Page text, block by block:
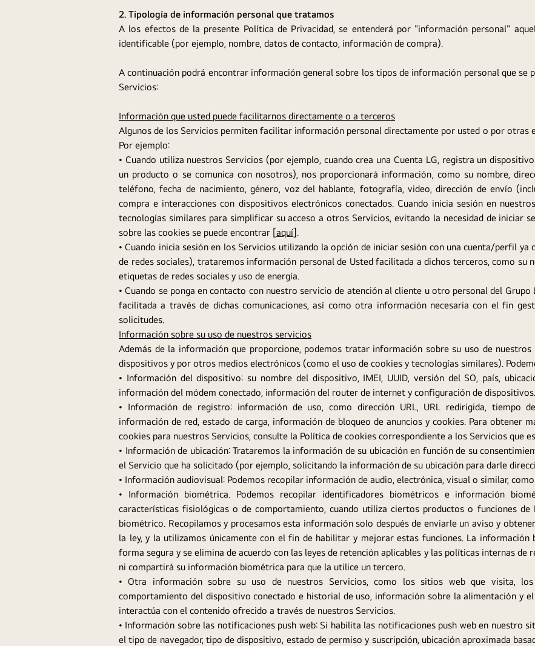
2. Tipología de información personal que tratamos
A los efectos de la presente Política de Privacidad, se entenderá por "información personal"
identificable (por ejemplo, nombre, datos de contacto, información de compra).
A continuación podrá encontrar información general sobre los tipos de información personal que se
Servicios:
Información que usted puede facilitarnos directamente o a terceros
Algunos de los Servicios permiten facilitar información personal directamente por usted o por otras
Por ejemplo:
• Cuando utiliza nuestros Servicios (por ejemplo, cuando crea una Cuenta LG, registra un
un producto o se comunica con nosotros), nos proporcionará información, como su nombre,
teléfono, fecha de nacimiento, género, voz del hablante, fotografía, video, dirección de envío
compra e interacciones con dispositivos electrónicos conectados. Cuando inicia sesión en
tecnologías similares para simplificar su acceso a otros Servicios, evitando la necesidad de iniciar
sobre las cookies se puede encontrar [aquí].
• Cuando inicia sesión en los Servicios utilizando la opción de iniciar sesión con una cuenta/perfil ya
de redes sociales), trataremos información personal de Usted facilitada a dichos terceros, como su
etiquetas de redes sociales y uso de energía.
• Cuando se ponga en contacto con nuestro servicio de atención al cliente u otro personal del
facilitada a través de dichas comunicaciones, así como otra información necesaria con el fin
solicitudes.
Información sobre su uso de nuestros servicios
Además de la información que proporcione, podemos tratar información sobre su uso de
dispositivos y por otros medios electrónicos (como el uso de cookies y tecnologías similares).
• Información del dispositivo: su nombre del dispositivo, IMEI, UUID, versión del SO, país,
información del módem conectado, información del router de internet y configuración de dispositivos.
• Información de registro: información de uso, como dirección URL, URL redirigida, tiempo
información de red, estado de carga, información de bloqueo de anuncios y cookies. Para obtener
cookies para nuestros Servicios, consulte la Política de cookies correspondiente a los Servicios que
• Información de ubicación: Trataremos la información de su ubicación en función de su
el Servicio que ha solicitado (por ejemplo, solicitando la información de su ubicación para darle
• Información audiovisual: Podemos recopilar información de audio, electrónica, visual o similar,
• Información biométrica. Podemos recopilar identificadores biométricos e información
características fisiológicas o de comportamiento, cuando utiliza ciertos productos o funciones de
biométrico. Recopilamos y procesamos esta información solo después de enviarle un aviso y
la ley, y la utilizamos únicamente con el fin de habilitar y mejorar estas funciones. La información
forma segura y se elimina de acuerdo con las leyes de retención aplicables y las políticas internas de
ni compartirá su información biométrica para que la utilice un tercero.
• Otra información sobre su uso de nuestros Servicios, como los sitios web que visita,
comportamiento del dispositivo conectado e historial de uso, información sobre la alimentación y
interactúa con el contenido ofrecido a través de nuestros Servicios.
• Información sobre las notificaciones push web: Si habilita las notificaciones push web en nuestro
el tipo de navegador, tipo de dispositivo, estado de permiso y suscripción, ubicación aproximada